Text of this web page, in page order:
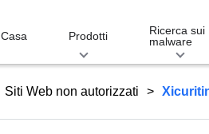
Casa Prodotti
Ricerca sui
malware
Siti Web non autorizzati